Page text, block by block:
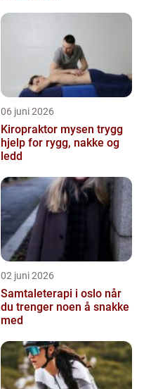
06 juni 2026
Kiropraktor mysen trygg
hjelp for rygg, nakke og
ledd
02 juni 2026
Samtaleterapi i oslo når
du trenger noen å snakke
med